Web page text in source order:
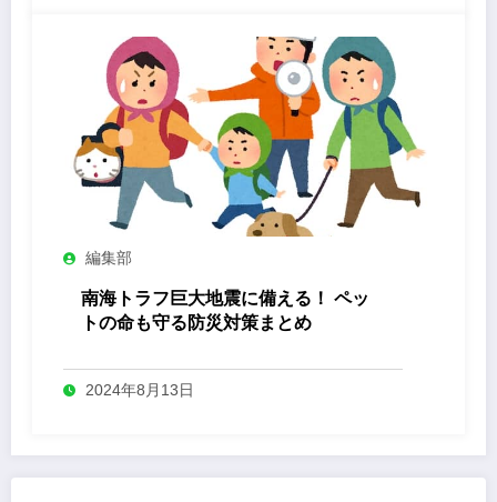
編集部
南海トラフ巨大地震に備える！ ペッ
トの命も守る防災対策まとめ
2024年8月13日